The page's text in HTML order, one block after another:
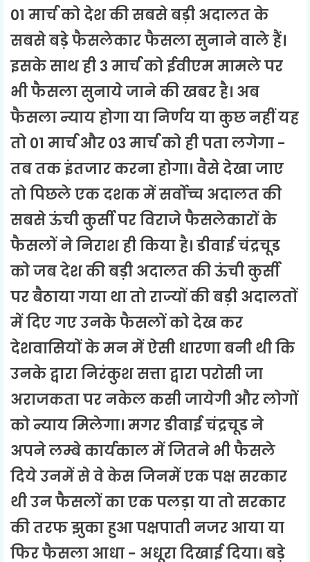
01 मार्च को देश की सबसे बड़ी अदालत के
सबसे बड़े फैसलेकार फैसला सुनाने वाले हैं।
इसके साथ ही 3 मार्च को ईवीएम मामले पर
भी फैसला सुनाये जाने की खबर है। अब
फैसला न्याय होगा या निर्णय या कुछ नहीं यह
तो 01 मार्च और 03 मार्च को ही पता लगेगा -
तब तक इंतजार करना होगा। वैसे देखा जाए
तो पिछले एक दशक में सर्वोच्च अदालत की
सबसे ऊंची कुर्सी पर विराजे फैसलेकारों के
फैसलों ने निराश ही किया है। डीवाई चंद्रचूड
को जब देश की बड़ी अदालत की ऊंची कुर्सी
पर बैठाया गया था तो राज्यों की बड़ी अदालतों
में दिए गए उनके फैसलों को देख कर
देशवासियों के मन में ऐसी धारणा बनी थी कि
उनके द्वारा निरंकुश सत्ता द्वारा परोसी जा
अराजकता पर नकेल कसी जायेगी और लोगों
को न्याय मिलेगा। मगर डीवाई चंद्रचूड ने
अपने लम्बे कार्यकाल में जितने भी फैसले
दिये उनमें से वे केस जिनमें एक पक्ष सरकार
थी उन फैसलों का एक पलड़ा या तो सरकार
की तरफ झुका हुआ पक्षपाती नजर आया या
फिर फैसला आधा - अधूरा दिखाई दिया। बड़े